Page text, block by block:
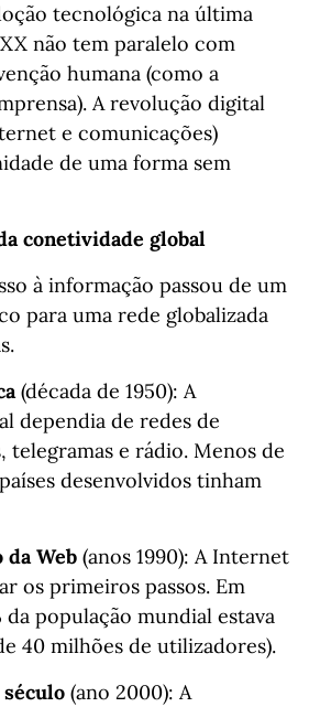
tecnológica na última
não tem paralelo com
humana (como a
A revolução digital
e comunicações)
de uma forma sem
conetividade global
à informação passou de um
para uma rede globalizada
(década de 1950): A
dependia de redes de
telegramas e rádio. Menos de
desenvolvidos tinham
da Web (anos 1990): A Internet
os primeiros passos. Em
da população mundial estava
40 milhões de utilizadores).
(ano 2000): A